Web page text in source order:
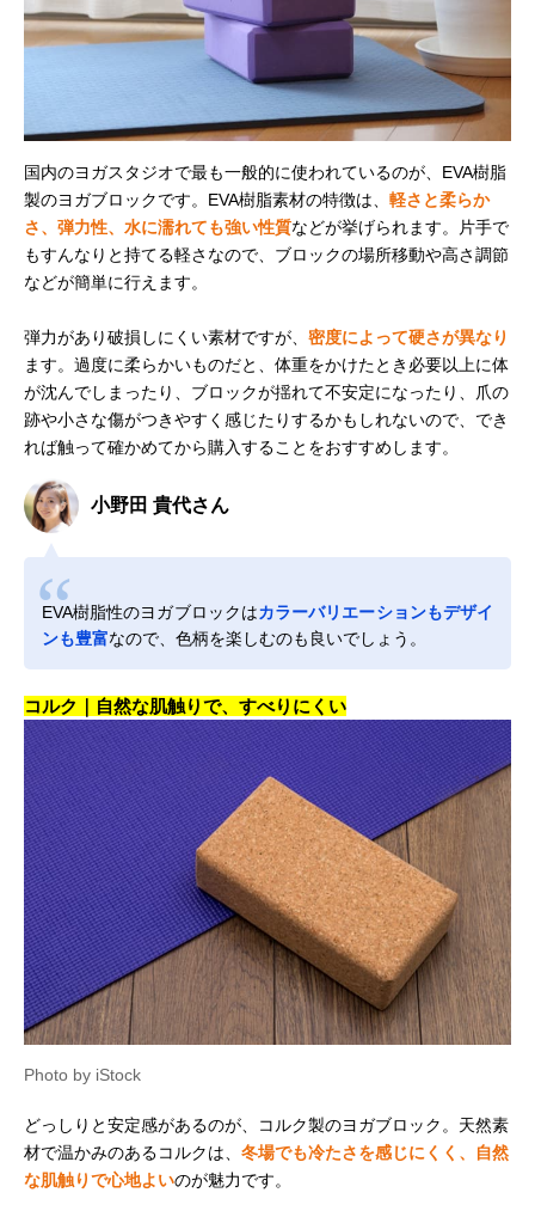
国内のヨガスタジオで最も一般的に使われているのが、EVA樹脂
製のヨガブロックです。EVA樹脂素材の特徴は、 軽さと柔らか
さ、弾力性、水に濡れても強い性質などが挙げられます。片手で
もすんなりと持てる軽さなので、ブロックの場所移動や高さ調節
などが簡単に行えます。
弾力があり破損しにくい素材ですが、 密度によって硬さが異なり
ます。過度に柔らかいものだと、体重をかけたとき必要以上に体
が沈んでしまったり、ブロックが揺れて不安定になったり、爪の
跡や小さな傷がつきやすく感じたりするかもしれないので、でき
れば触って確かめてから購入することをおすすめします。
小野田 貴代さん
EVA樹脂性のヨガブロックはカラーバリエーションもデザイ
ンも豊富なので、色柄を楽しむのも良いでしょう。
コルク｜自然な肌触りで、すべりにくい
Photo by iStock
どっしりと安定感があるのが、コルク製のヨガブロック。天然素
材で温かみのあるコルクは、 冬場でも冷たさを感じにくく、自然
な肌触りで心地よいのが魅力です。